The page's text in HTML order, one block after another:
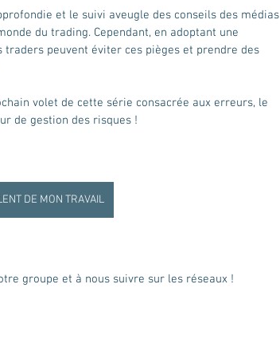
et le suivi aveugle des conseils des médias
du trading. Cependant, en adoptant une
peuvent éviter ces pièges et prendre des
volet de cette série consacrée aux erreurs, le
de gestion des risques !
DE MON TRAVAIL
groupe et à nous suivre sur les réseaux !